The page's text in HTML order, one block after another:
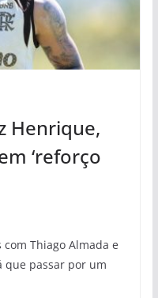
Henrique,
‘reforço
Thiago Almada e
que passar por um